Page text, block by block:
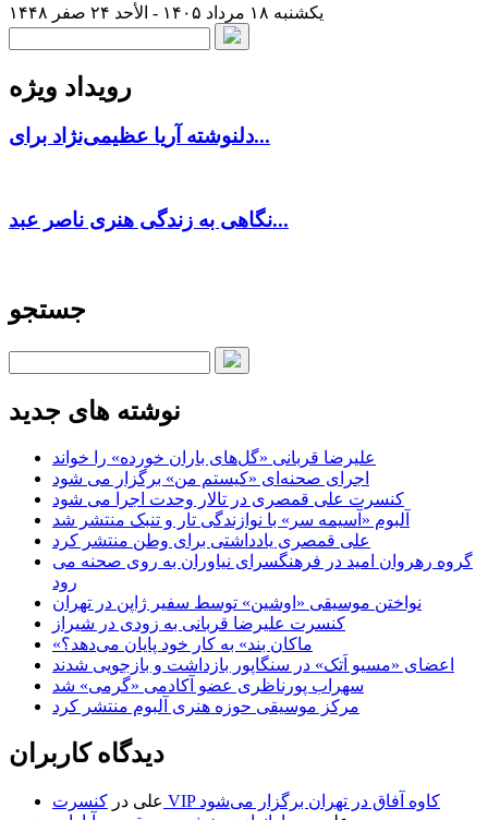
یکشنبه ۱۸ مرداد ۱۴۰۵ - الأحد ۲۴ صفر ۱۴۴۸
رویداد ویژه
دلنوشته آریا عظیمی‌نژاد برای...
نگاهی به زندگی هنری ناصر عبد...
جستجو
نوشته های جدید
علیرضا قربانی «گل‌های باران خورده» را خواند
اجرای صحنه‌ای «کیستم من» برگزار می شود
کنسرت علی قمصری در تالار وحدت اجرا می شود
آلبوم «آسیمه سر» با نوازندگی تار و تنبک منتشر شد
علی قمصری یادداشتی برای وطن منتشر کرد
گروه رهروان امید در فرهنگسرای نیاوران به روی صحنه می
رود
نواختن موسیقی «اوشین» توسط سفیر ژاپن در تهران
کنسرت علیرضا قربانی به زودی در شیراز
«ماکان بند» به کار خود پایان می‌دهد؟
اعضای «مسیو اَتک» در سنگاپور بازداشت و بازجویی شدند
سهراب پورناظری عضو آکادمی «گرمی» شد
مرکز موسیقی حوزه هنری آلبوم منتشر کرد
دیدگاه کاربران
علی در
کنسرت VIP کاوه آفاق در تهران برگزار می‌شود